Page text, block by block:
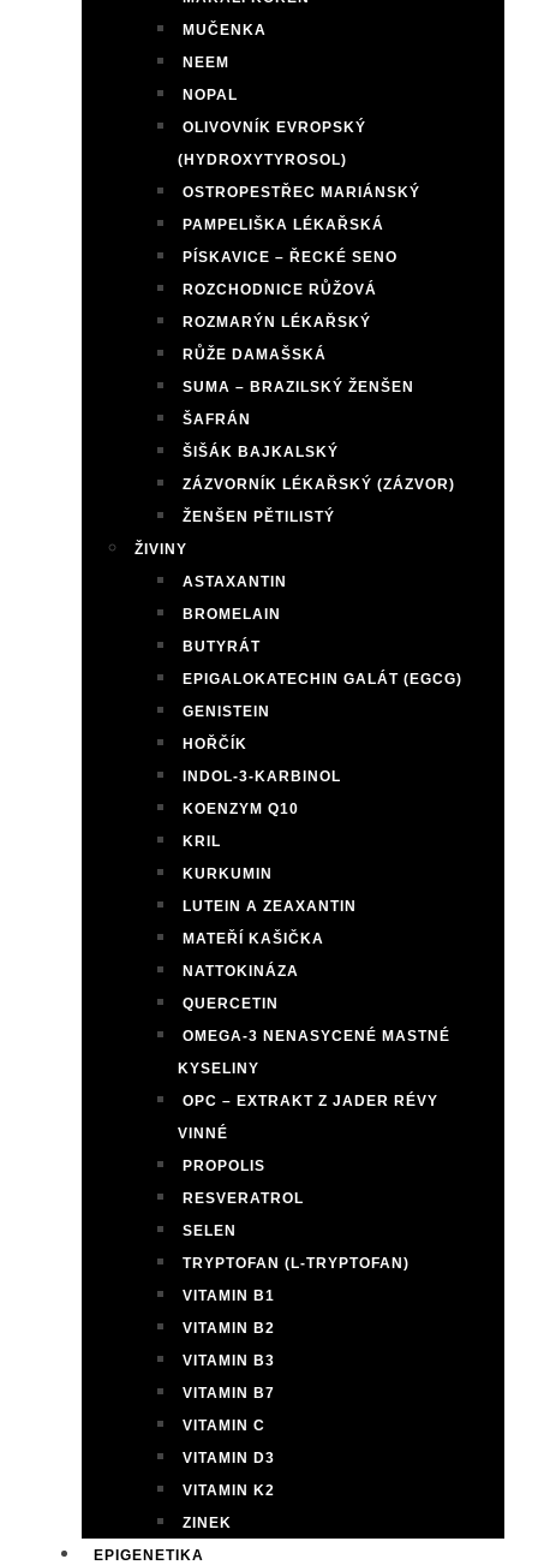
MUČENKA
NEEM
NOPAL
OLIVOVNÍK EVROPSKÝ
(HYDROXYTYROSOL)
OSTROPESTŘEC MARIÁNSKÝ
PAMPELIŠKA LÉKAŘSKÁ
PÍSKAVICE – ŘECKÉ SENO
ROZCHODNICE RŮŽOVÁ
ROZMARÝN LÉKAŘSKÝ
RŮŽE DAMAŠSKÁ
SUMA – BRAZILSKÝ ŽENŠEN
ŠAFRÁN
ŠIŠÁK BAJKALSKÝ
ZÁZVORNÍK LÉKAŘSKÝ (ZÁZVOR)
ŽENŠEN PĚTILISTÝ
ŽIVINY
ASTAXANTIN
BROMELAIN
BUTYRÁT
EPIGALOKATECHIN GALÁT (EGCG)
GENISTEIN
HOŘČÍK
INDOL-3-KARBINOL
KOENZYM Q10
KRIL
KURKUMIN
LUTEIN A ZEAXANTIN
MATEŘÍ KAŠIČKA
NATTOKINÁZA
QUERCETIN
OMEGA-3 NENASYCENÉ MASTNÉ
KYSELINY
OPC – EXTRAKT Z JADER RÉVY
VINNÉ
PROPOLIS
RESVERATROL
SELEN
TRYPTOFAN (L-TRYPTOFAN)
VITAMIN B1
VITAMIN B2
VITAMIN B3
VITAMIN B7
VITAMIN C
VITAMIN D3
VITAMIN K2
ZINEK
EPIGENETIKA